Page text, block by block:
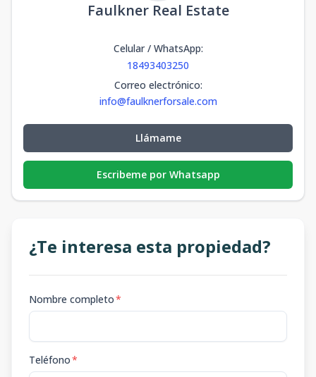
Faulkner Real Estate
Celular / WhatsApp:
18493403250
Correo electrónico:
info@faulknerforsale.com
Llámame
Escribeme por Whatsapp
¿Te interesa esta propiedad?
Nombre completo*
Teléfono*